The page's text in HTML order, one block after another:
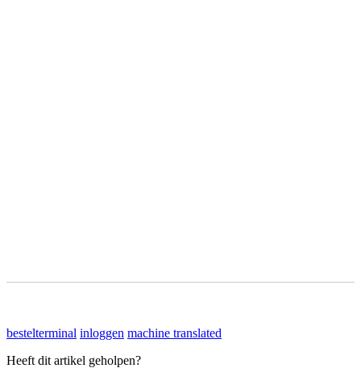
bestelterminal inloggen machine translated
Heeft dit artikel geholpen?